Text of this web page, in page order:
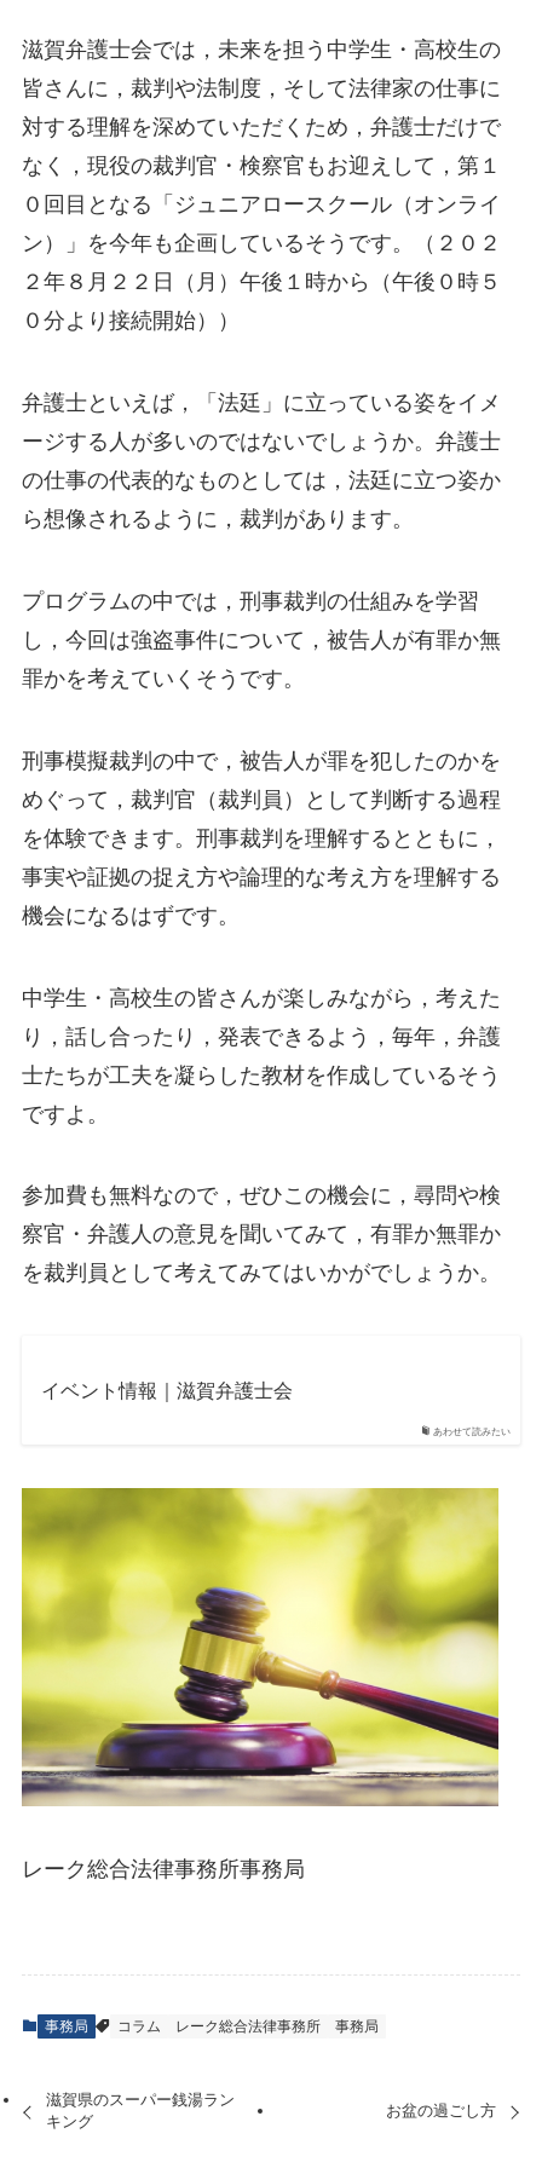
滋賀弁護士会では，未来を担う中学生・高校生の
皆さんに，裁判や法制度，そして法律家の仕事に
対する理解を深めていただくため，弁護士だけで
なく，現役の裁判官・検察官もお迎えして，第１
０回目となる「ジュニアロースクール（オンライ
ン）」を今年も企画しているそうです。（２０２
２年８月２２日（月）午後１時から（午後０時５
０分より接続開始））
弁護士といえば，「法廷」に立っている姿をイメ
ージする人が多いのではないでしょうか。弁護士
の仕事の代表的なものとしては，法廷に立つ姿か
ら想像されるように，裁判があります。
プログラムの中では，刑事裁判の仕組みを学習
し，今回は強盗事件について，被告人が有罪か無
罪かを考えていくそうです。
刑事模擬裁判の中で，被告人が罪を犯したのかを
めぐって，裁判官（裁判員）として判断する過程
を体験できます。刑事裁判を理解するとともに，
事実や証拠の捉え方や論理的な考え方を理解する
機会になるはずです。
中学生・高校生の皆さんが楽しみながら，考えた
り，話し合ったり，発表できるよう，毎年，弁護
士たちが工夫を凝らした教材を作成しているそう
ですよ。
参加費も無料なので，ぜひこの機会に，尋問や検
察官・弁護人の意見を聞いてみて，有罪か無罪か
を裁判員として考えてみてはいかがでしょうか。
あわせて読みたい
イベント情報｜滋賀弁護士会
レーク総合法律事務所事務局
事務局 コラム レーク総合法律事務所 事務局
滋賀県のスーパー銭湯ラン
キング
お盆の過ごし方